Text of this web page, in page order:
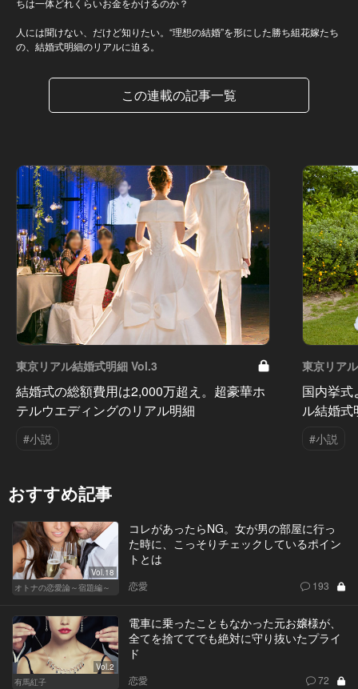
ちは一体どれくらいお金をかけるのか？
人には聞けない、だけど知りたい。“理想の結婚”を形にした勝ち組花嫁たち
の、結婚式明細のリアルに迫る。
この連載の記事一覧
東京リアル結婚式明細 Vol.3
結婚式の総額費用は2,000万超え。超豪華ホ
テルウエディングのリアル明細
#小説
東京リア
国内挙
ル結婚式
#小説
おすすめ記事
Vol.18
オトナの恋愛論～宿題編～
コレがあったらNG。女が男の部屋に行っ
た時に、こっそりチェックしているポイン
トとは
恋愛 193
Vol.2
有馬紅子
電車に乗ったこともなかった元お嬢様が、
全てを捨ててでも絶対に守り抜いたプライ
ド
恋愛 72